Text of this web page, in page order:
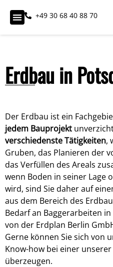
+49 30 68 40 88 70
Erdbau in
Der Erdbau ist ein
jedem Bauprojekt
verschiedenste Tätigkeiten,
Gruben, das Planieren der
das Verfüllen des Areals
wenn Boden in seiner Lage
wird, sind Sie daher auf
aus dem Bereich des
Bedarf an Baggerarbeiten in
von der Erdplan Berlin
Gerne können Sie sich von
Know-how bei einer
überzeugen.